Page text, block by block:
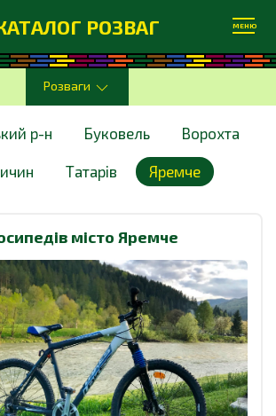
РОЗВАГ МЕНЮ
Розваги
р-н Буковель Ворохта
Татарів Яремче
місто Яремче